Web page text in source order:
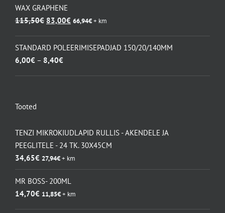
oli:
67,20€.
on:
49,00€.
WAX GRAPHENE
115,50€ Algne
oli:
115,50€.
83,00€Praegune
on:
66,94€+ km
STANDARD POLEERIMISEPADJAD 150/20/140MM
6,00€ – 8,40€Hinnavahemik:
Tooted
TENZI MIKROKIUDLAPID RULLIS - AKENDELE JA
PEEGLITELE - 24 TK. 30X45CM
34,65€ 27,94€+ km
MR BOSS- 200ML
14,70€ 11,85€+ km